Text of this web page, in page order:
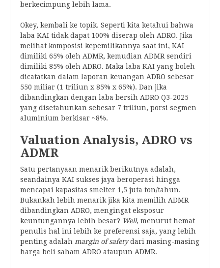
berkecimpung lebih lama.
Okey, kembali ke topik. Seperti kita ketahui bahwa
laba KAI tidak dapat 100% diserap oleh ADRO. Jika
melihat komposisi kepemilikannya saat ini, KAI
dimiliki 65% oleh ADMR, kemudian ADMR sendiri
dimiliki 85% oleh ADRO. Maka laba KAI yang boleh
dicatatkan dalam laporan keuangan ADRO sebesar
550 miliar (1 triliun x 85% x 65%). Dan jika
dibandingkan dengan laba bersih ADRO Q3-2025
yang disetahunkan sebesar 7 triliun, porsi segmen
aluminium berkisar ~8%.
Valuation Analysis, ADRO vs
ADMR
Satu pertanyaan menarik berikutnya adalah,
seandainya KAI sukses jaya beroperasi hingga
mencapai kapasitas smelter 1,5 juta ton/tahun.
Bukankah lebih menarik jika kita memilih ADMR
dibandingkan ADRO, mengingat eksposur
keuntungannya lebih besar? Well, menurut hemat
penulis hal ini lebih ke preferensi saja, yang lebih
penting adalah margin of safetydari masing-masing
harga beli saham ADRO ataupun ADMR.